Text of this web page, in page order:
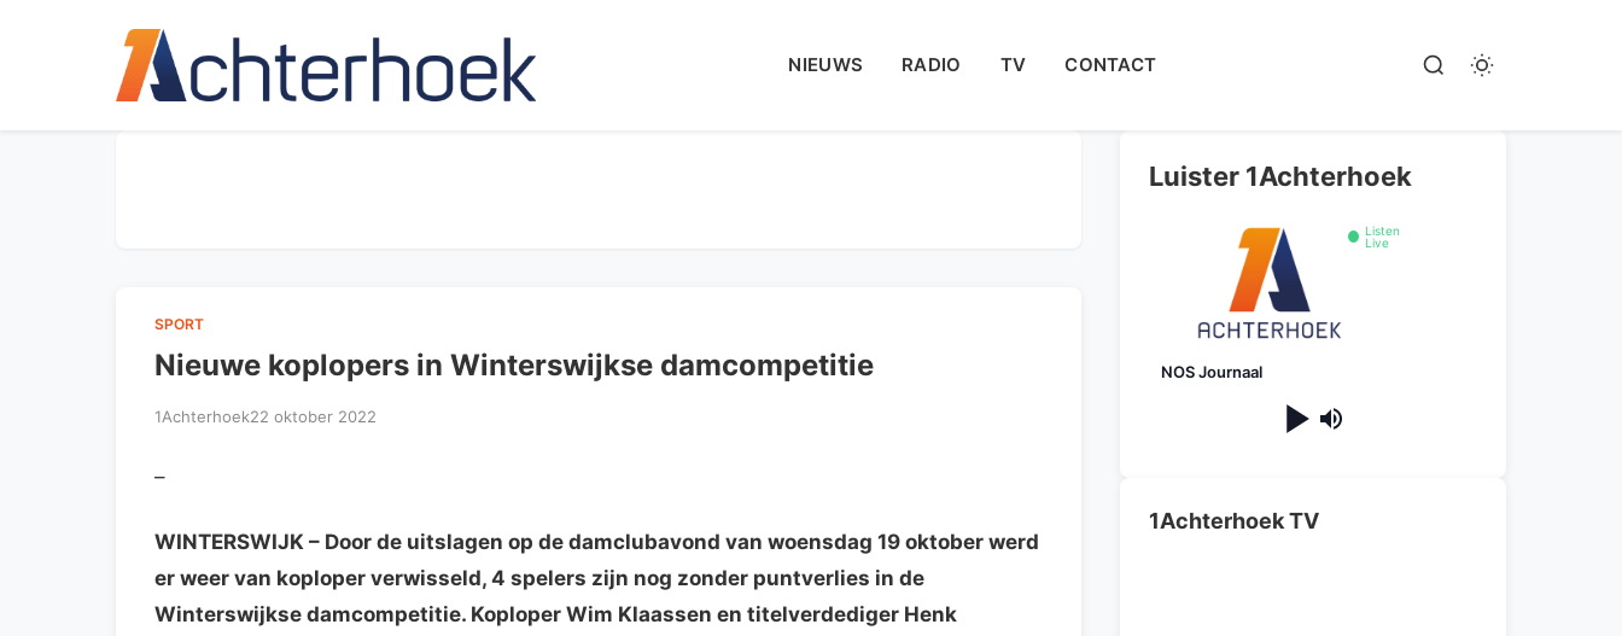
NIEUWS RADIO TV CONTACT
SPORT
Nieuwe koplopers in Winterswijkse damcompetitie
1Achterhoek22 oktober 2022
–
WINTERSWIJK – Door de uitslagen op de damclubavond van woensdag 19 oktober werd
er weer van koploper verwisseld, 4 spelers zijn nog zonder puntverlies in de
Winterswijkse damcompetitie. Koploper Wim Klaassen en titelverdediger Henk
Luister 1Achterhoek
Listen
Live
NOS Journaal
1Achterhoek TV